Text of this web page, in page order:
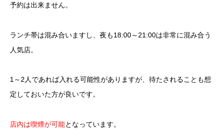
予約は出来ません。
ランチ帯は混み合いますし、夜も18:00～21:00は非常に混み合う
人気店。
1～2人であれば入れる可能性がありますが、待たされることも想
定しておいた方が良いです。
店内は喫煙が可能となっています。